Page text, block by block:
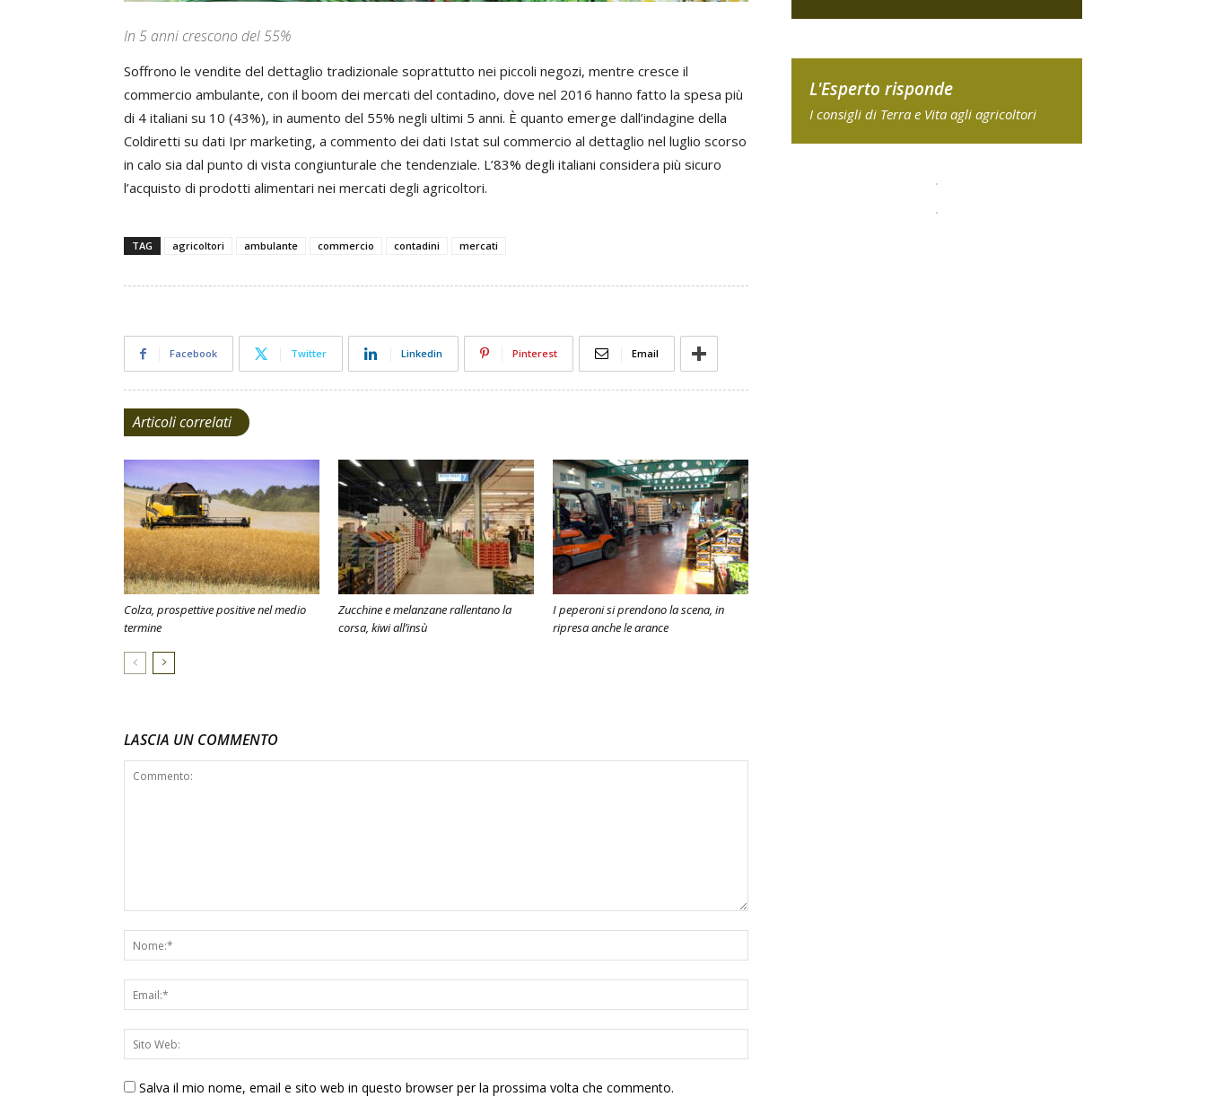
In 5 anni crescono del 55%
Soffrono le vendite del dettaglio tradizionale soprattutto nei piccoli negozi, mentre cresce il
commercio ambulante, con il boom dei mercati del contadino, dove nel 2016 hanno fatto la spesa più
di 4 italiani su 10 (43%), in aumento del 55% negli ultimi 5 anni. È quanto emerge dall’indagine della
Coldiretti su dati Ipr marketing, a commento dei dati Istat sul commercio al dettaglio nel luglio scorso
in calo sia dal punto di vista congiunturale che tendenziale. L’83% degli italiani considera più sicuro
l’acquisto di prodotti alimentari nei mercati degli agricoltori.
TAG agricoltori ambulante commercio contadini mercati
Facebook Twitter Linkedin Pinterest Email
Articoli correlati
Colza, prospettive positive nel medio
termine
Zucchine e melanzane rallentano la
corsa, kiwi all’insù
I peperoni si prendono la scena, in
ripresa anche le arance
LASCIA UN COMMENTO
Salva il mio nome, email e sito web in questo browser per la prossima volta che commento.
L'Esperto risponde
I consigli di Terra e Vita agli agricoltori